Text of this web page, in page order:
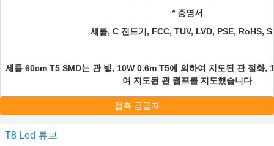
* 증명서
세륨, C 진드기, FCC, TUV, LVD, PSE, RoHS,
세륨 60cm T5 SMD는 관 빛, 10W 0.6m T5에 의하여 지도된 관 점화,
여 지도된 관 램프를 지도했습니다
접촉 공급자
T8 Led 튜브